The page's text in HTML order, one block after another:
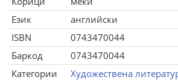
Език
английски
ISBN
0743470044
Баркод
0743470044
Категории
Художествена